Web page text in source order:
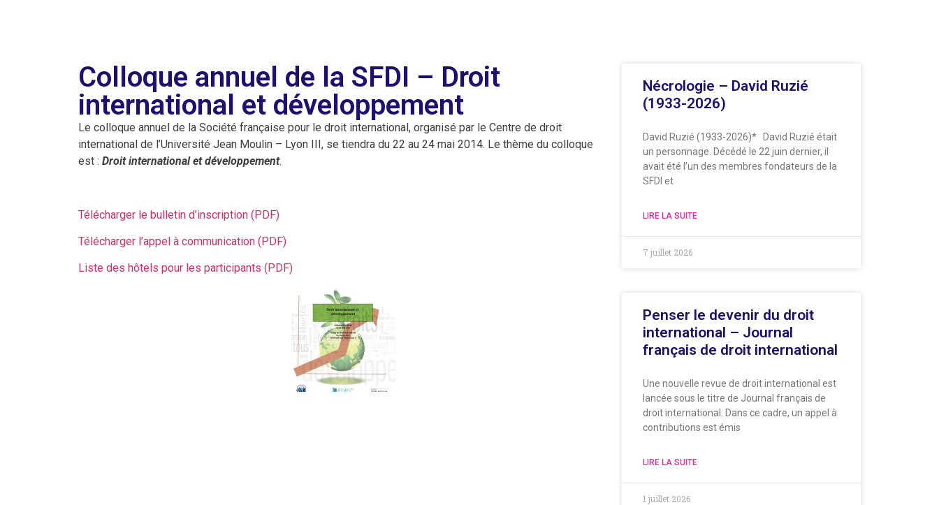
Colloque annuel de la SFDI – Droit
international et développement
Le colloque annuel de la Société française pour le droit international, organisé par le Centre de droit
international de l’Université Jean Moulin – Lyon III, se tiendra du 22 au 24 mai 2014. Le thème du colloque
est : Droit international et développement.
Télécharger le bulletin d’inscription (PDF)
Télécharger l’appel à communication (PDF)
Liste des hôtels pour les participants (PDF)
Nécrologie – David Ruzié
(1933-2026)
David Ruzié (1933-2026)* David Ruzié était
un personnage. Décédé le 22 juin dernier, il
avait été l’un des membres fondateurs de la
SFDI et
LIRE LA SUITE
7 juillet 2026
Penser le devenir du droit
international – Journal
français de droit international
Une nouvelle revue de droit international est
lancée sous le titre de Journal français de
droit international. Dans ce cadre, un appel à
contributions est émis
LIRE LA SUITE
1 juillet 2026